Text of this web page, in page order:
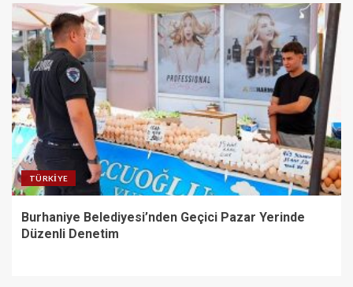
TÜRKIYE
Burhaniye Belediyesi’nden Geçici Pazar Yerinde
Düzenli Denetim